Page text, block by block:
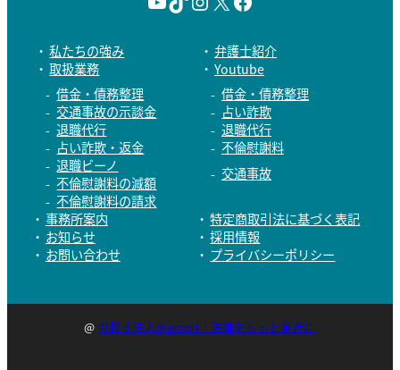
Y
T
b
e
T I
a
m
X F
a
c
e
b
o
o
k
私たちの強み
取扱業務
借金・債務整理
交通事故の示談金
退職代行
占い詐欺・返金
退職ビーノ
不倫慰謝料の減額
不倫慰謝料の請求
弁護士紹介
Youtube
借金・債務整理
占い詐欺
退職代行
不倫慰謝料
交通事故
事務所案内
特定商取引法に基づく表記
お知らせ
採用情報
お問い合わせ
プライバシーポリシー
@弁護士法人mamori｜法律をもっと身近に